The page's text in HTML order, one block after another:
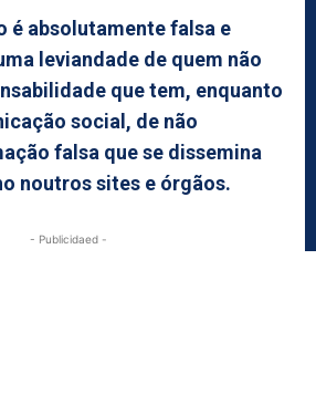
é absolutamente falsa e
leviandade de quem não
que tem, enquanto
social, de não
falsa que se dissemina
noutros sites e órgãos.
- Publicidaed -